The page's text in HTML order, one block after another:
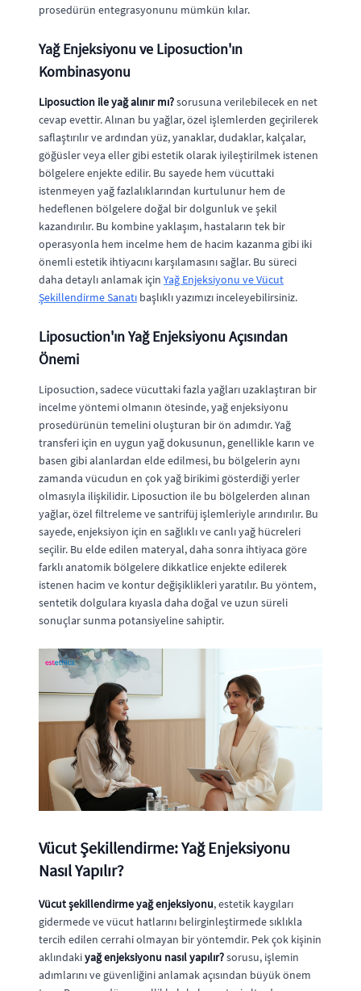
prosedürün entegrasyonunu mümkün kılar.
Yağ Enjeksiyonu ve Liposuction'ın
Kombinasyonu
Liposuction ile yağ alınır mı?sorusuna verilebilecek en net
cevap evettir. Alınan bu yağlar, özel işlemlerden geçirilerek
saflaştırılır ve ardından yüz, yanaklar, dudaklar, kalçalar,
göğüsler veya eller gibi estetik olarak iyileştirilmek istenen
bölgelere enjekte edilir. Bu sayede hem vücuttaki
istenmeyen yağ fazlalıklarından kurtulunur hem de
hedeflenen bölgelere doğal bir dolgunluk ve şekil
kazandırılır. Bu kombine yaklaşım, hastaların tek bir
operasyonla hem incelme hem de hacim kazanma gibi iki
önemli estetik ihtiyacını karşılamasını sağlar. Bu süreci
daha detaylı anlamak için Yağ Enjeksiyonu ve Vücut
Şekillendirme Sanatı başlıklı yazımızı inceleyebilirsiniz.
Liposuction'ın Yağ Enjeksiyonu Açısından
Önemi
Liposuction, sadece vücuttaki fazla yağları uzaklaştıran bir
incelme yöntemi olmanın ötesinde, yağ enjeksiyonu
prosedürünün temelini oluşturan bir ön adımdır. Yağ
transferi için en uygun yağ dokusunun, genellikle karın ve
basen gibi alanlardan elde edilmesi, bu bölgelerin aynı
zamanda vücudun en çok yağ birikimi gösterdiği yerler
olmasıyla ilişkilidir. Liposuction ile bu bölgelerden alınan
yağlar, özel filtreleme ve santrifüj işlemleriyle arındırılır. Bu
sayede, enjeksiyon için en sağlıklı ve canlı yağ hücreleri
seçilir. Bu elde edilen materyal, daha sonra ihtiyaca göre
farklı anatomik bölgelere dikkatlice enjekte edilerek
istenen hacim ve kontur değişiklikleri yaratılır. Bu yöntem,
sentetik dolgulara kıyasla daha doğal ve uzun süreli
sonuçlar sunma potansiyeline sahiptir.
Vücut Şekillendirme: Yağ Enjeksiyonu
Nasıl Yapılır?
Vücut şekillendirme yağ enjeksiyonu, estetik kaygıları
gidermede ve vücut hatlarını belirginleştirmede sıklıkla
tercih edilen cerrahi olmayan bir yöntemdir. Pek çok kişinin
aklındakiyağ enjeksiyonu nasıl yapılır?sorusu, işlemin
adımlarını ve güvenliğini anlamak açısından büyük önem